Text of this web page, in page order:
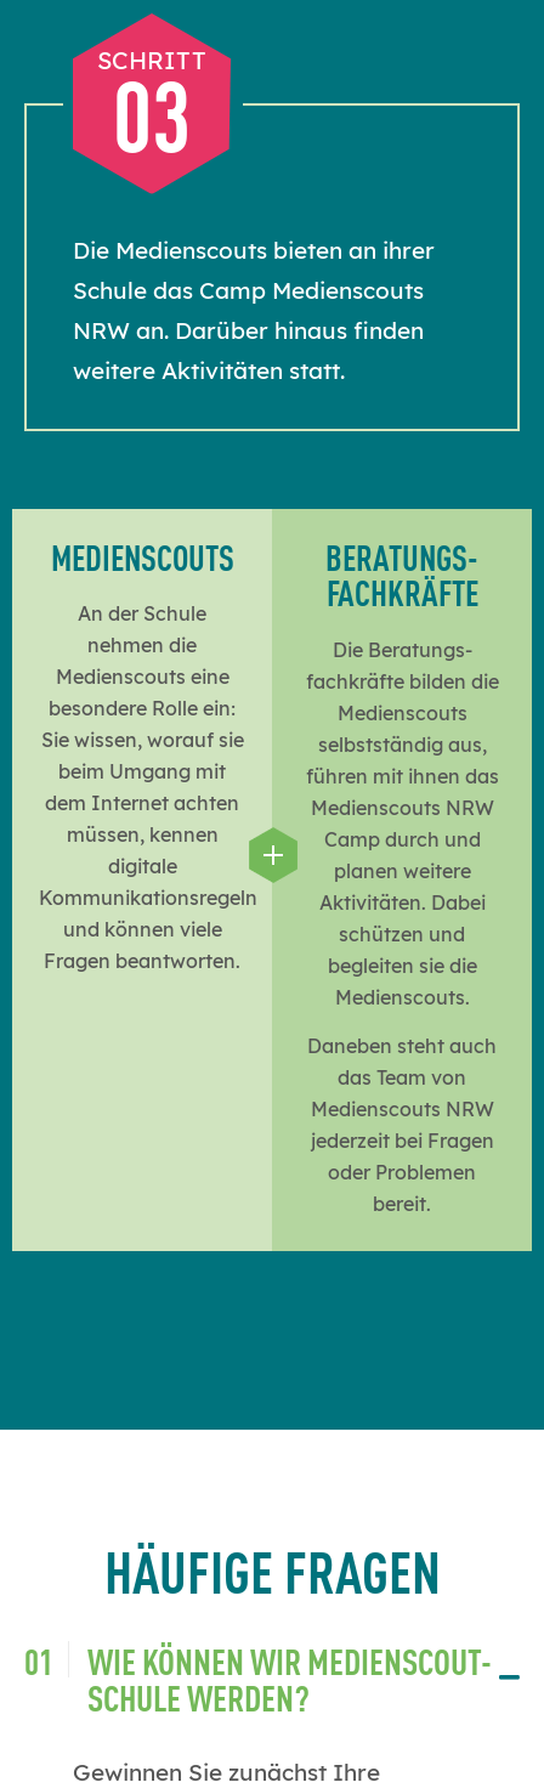
SCHRITT
03
Die Medienscouts bieten an ihrer
Schule das Camp Medienscouts
NRW an. Darüber hinaus finden
weitere Aktivitäten statt.
MEDIEN­SCOUTS
An der Schule
nehmen die
Medienscouts eine
besondere Rolle ein:
Sie wissen, worauf sie
beim Umgang mit
dem Internet achten
müssen, kennen
digitale
Kommunikationsregeln
und können viele
Fragen beantworten.
BERATUNGS­
FACHKRÄFTE
Die Beratungs­
fachkräfte bilden die
Medienscouts
selbstständig aus,
führen mit ihnen das
Medienscouts NRW
Camp durch und
planen weitere
Aktivitäten. Dabei
schützen und
begleiten sie die
Medienscouts.
Daneben steht auch
das Team von
Medienscouts NRW
jederzeit bei Fragen
oder Problemen
bereit.
HÄUFIGE FRAGEN
WIE KÖNNEN WIR MEDIENSCOUT-
SCHULE WERDEN?
Gewinnen Sie zunächst Ihre